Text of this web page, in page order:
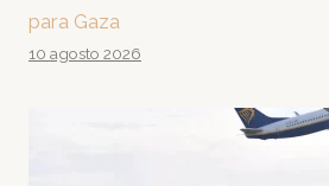
para Gaza
10 agosto 2026